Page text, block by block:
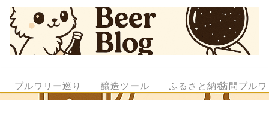
ブルワリー巡り 醸造ツール ふるさと納税訪問ブル